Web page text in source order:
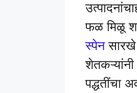
फळ मिळू
स्पेनसारखे
पद्धतींचा